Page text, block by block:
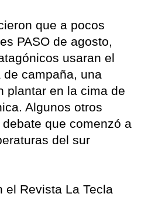
que a pocos
PASO de agosto,
usaran el
campaña, una
plantar en la cima de
Algunos otros
que comenzó a
del sur
el Revista La Tecla